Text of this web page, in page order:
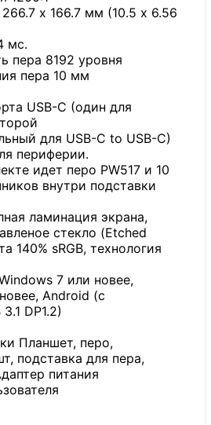
x 166.7 мм (10.5 x 6.56
мс.
пера 8192 уровня
пера 10 мм
USB-C (один для
для USB-C to USB-C)
периферии.
идет перо PW517 и 10
внутри подставки
ламинация экрана,
стекло (Etched
140% sRGB, технология
7 или новее,
Android (с
DP1.2)
Планшет, перо,
подставка для пера,
питания